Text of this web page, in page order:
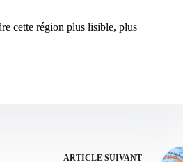
cette région plus lisible, plus
ARTICLE SUIVANT